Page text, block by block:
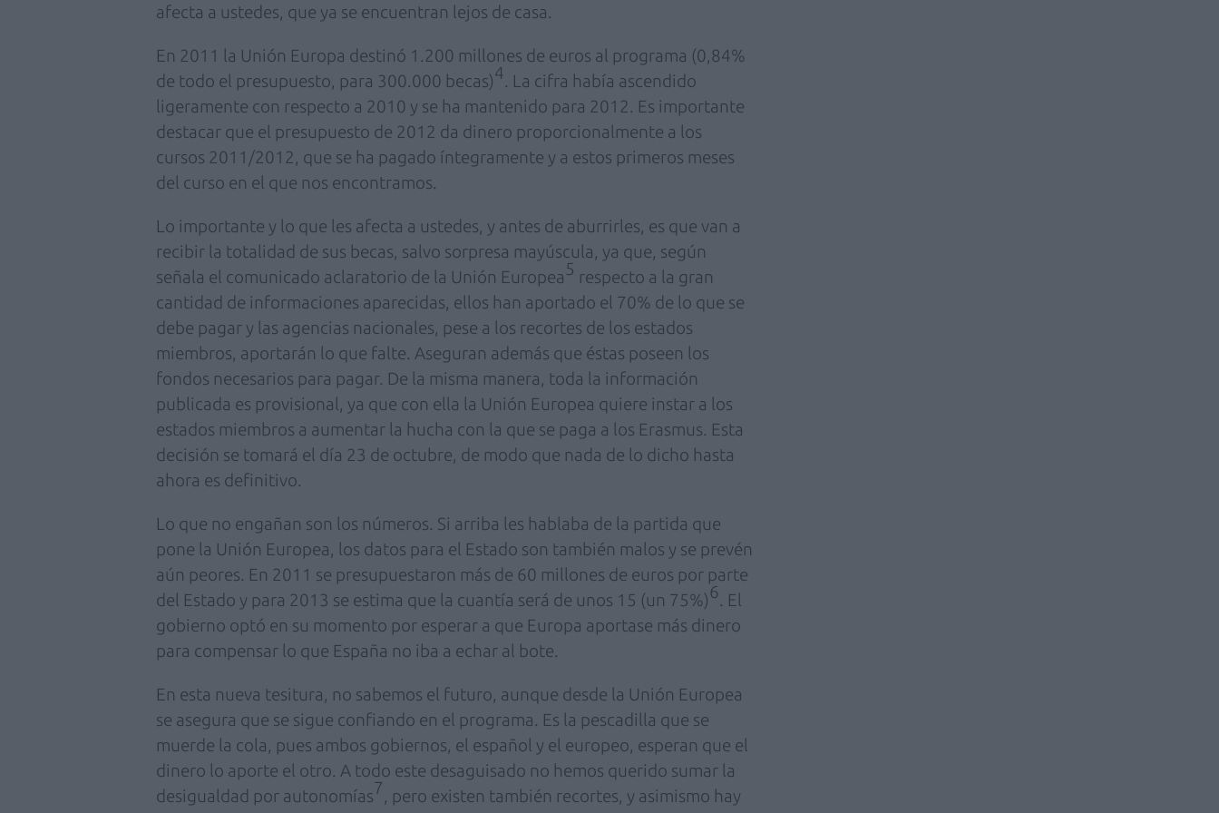
afecta a ustedes, que ya se encuentran lejos de casa.
En 2011 la Unión Europa destinó 1.200 millones de euros al programa (0,84%
de todo el presupuesto, para 300.000 becas)4. La cifra había ascendido
ligeramente con respecto a 2010 y se ha mantenido para 2012. Es importante
destacar que el presupuesto de 2012 da dinero proporcionalmente a los
cursos 2011/2012, que se ha pagado íntegramente y a estos primeros meses
del curso en el que nos encontramos.
Lo importante y lo que les afecta a ustedes, y antes de aburrirles, es que van a
recibir la totalidad de sus becas, salvo sorpresa mayúscula, ya que, según
señala el comunicado aclaratorio de la Unión Europea5 respecto a la gran
cantidad de informaciones aparecidas, ellos han aportado el 70% de lo que se
debe pagar y las agencias nacionales, pese a los recortes de los estados
miembros, aportarán lo que falte. Aseguran además que éstas poseen los
fondos necesarios para pagar. De la misma manera, toda la información
publicada es provisional, ya que con ella la Unión Europea quiere instar a los
estados miembros a aumentar la hucha con la que se paga a los Erasmus. Esta
decisión se tomará el día 23 de octubre, de modo que nada de lo dicho hasta
ahora es definitivo.
Lo que no engañan son los números. Si arriba les hablaba de la partida que
pone la Unión Europea, los datos para el Estado son también malos y se prevén
aún peores. En 2011 se presupuestaron más de 60 millones de euros por parte
del Estado y para 2013 se estima que la cuantía será de unos 15 (un 75%)6. El
gobierno optó en su momento por esperar a que Europa aportase más dinero
para compensar lo que España no iba a echar al bote.
En esta nueva tesitura, no sabemos el futuro, aunque desde la Unión Europea
se asegura que se sigue confiando en el programa. Es la pescadilla que se
muerde la cola, pues ambos gobiernos, el español y el europeo, esperan que el
dinero lo aporte el otro. A todo este desaguisado no hemos querido sumar la
desigualdad por autonomías7, pero existen también recortes, y asimismo hay